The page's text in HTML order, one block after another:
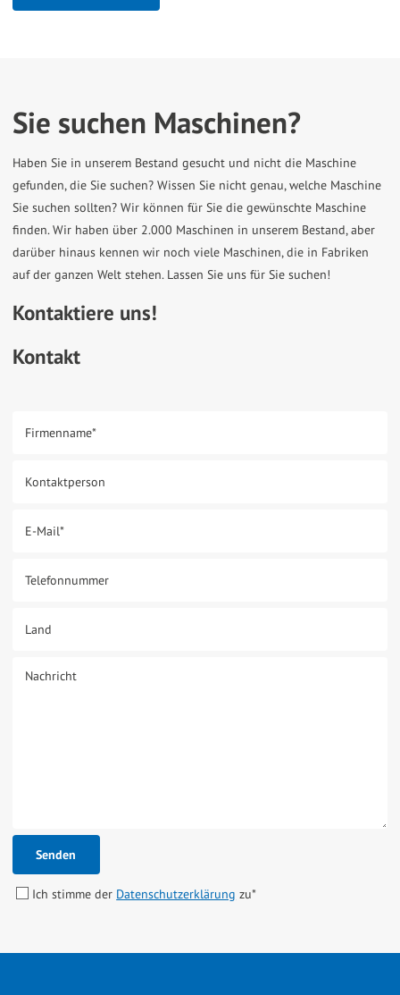
Sie suchen Maschinen?
Haben Sie in unserem Bestand gesucht und nicht die Maschine
gefunden, die Sie suchen? Wissen Sie nicht genau, welche Maschine
Sie suchen sollten? Wir können für Sie die gewünschte Maschine
finden. Wir haben über 2.000 Maschinen in unserem Bestand, aber
darüber hinaus kennen wir noch viele Maschinen, die in Fabriken
auf der ganzen Welt stehen. Lassen Sie uns für Sie suchen!
Kontaktiere uns!
Kontakt
Firmenname*
Kontaktperson
E-Mail*
Telefonnummer
Land
Nachricht
Senden
Ich stimme der Datenschutzerklärung zu*